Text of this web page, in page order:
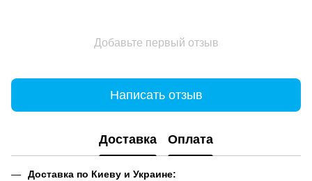
Добавьте первый отзыв
Написать отзыв
Доставка Оплата
Доставка по Киеву и Украине: